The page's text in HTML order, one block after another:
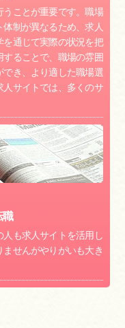
ことが重要です。職場
制が異なるため、求人
通じて実際の状況を把
ることで、職場の雰囲
き、より適した職場選
サイトでは、多くのサ
職
も求人サイトを活用し
せんがやりがいも大き